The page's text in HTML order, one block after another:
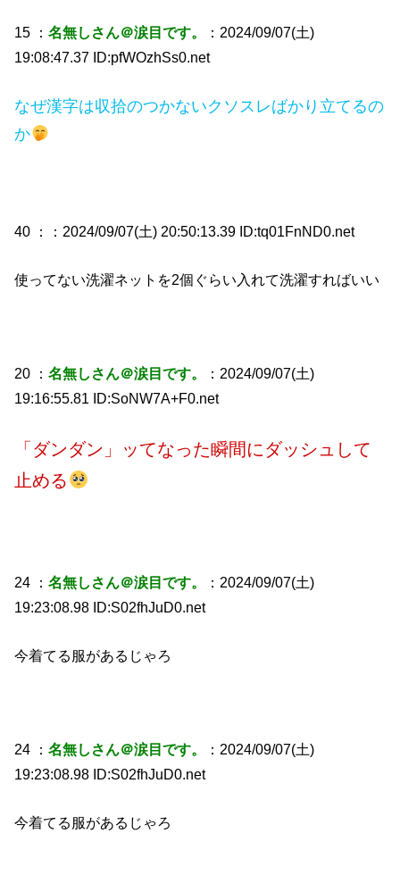
15 ：名無しさん＠涙目です。
：2024/09/07(土)
19:08:47.37 ID:pfWOzhSs0.net
なぜ漢字は収拾のつかないクソスレばかり立てるの
か
40 ： ：2024/09/07(土) 20:50:13.39 ID:tq01FnND0.net
使ってない洗濯ネットを2個ぐらい入れて洗濯すればいい
20 ：名無しさん＠涙目です。
：2024/09/07(土)
19:16:55.81 ID:SoNW7A+F0.net
「ダンダン」ッてなった瞬間にダッシュして
止める
24 ：名無しさん＠涙目です。
：2024/09/07(土)
19:23:08.98 ID:S02fhJuD0.net
今着てる服があるじゃろ
24 ：名無しさん＠涙目です。
：2024/09/07(土)
19:23:08.98 ID:S02fhJuD0.net
今着てる服があるじゃろ